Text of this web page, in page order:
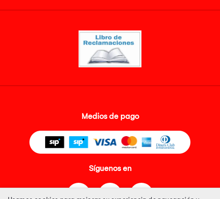
Medios de pago
Síguenos en